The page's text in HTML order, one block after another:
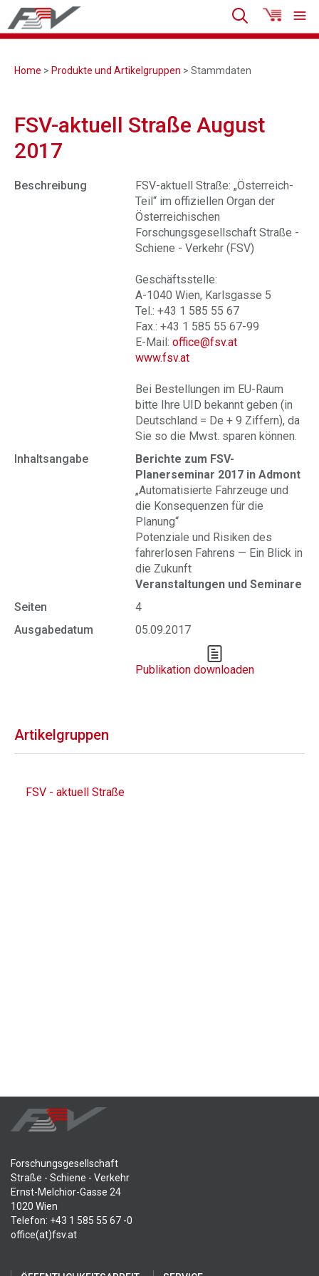
Home > Produkte und Artikelgruppen > Stammdaten
FSV-aktuell Straße August
2017
Beschreibung
FSV-aktuell Straße: „Österreich-
Teil“ im offiziellen Organ der
Österreichischen
Forschungsgesellschaft Straße -
Schiene - Verkehr (FSV)
Geschäftsstelle:
A-1040 Wien, Karlsgasse 5
Tel.: +43 1 585 55 67
Fax.: +43 1 585 55 67-99
E-Mail: office@fsv.at
www.fsv.at
Bei Bestellungen im EU-Raum
bitte Ihre UID bekannt geben (in
Deutschland = De + 9 Ziffern), da
Sie so die Mwst. sparen können.
Inhaltsangabe
Berichte zum FSV-
Planerseminar 2017 in Admont
„Automatisierte Fahrzeuge und
die Konsequenzen für die
Planung“
Potenziale und Risiken des
fahrerlosen Fahrens — Ein Blick in
die Zukunft
Veranstaltungen und Seminare
Seiten
4
Ausgabedatum
05.09.2017
Publikation downloaden
Artikelgruppen
FSV - aktuell Straße
Forschungsgesellschaft
Straße - Schiene - Verkehr
Ernst-Melchior-Gasse 24
1020 Wien
Telefon: +43 1 585 55 67 -0
office(at)fsv.at